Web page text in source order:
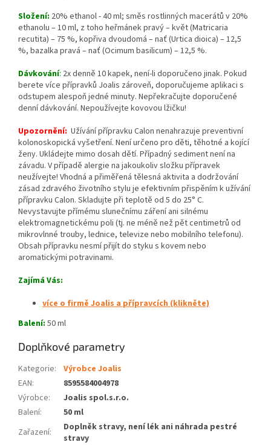
Složení: 20% ethanol - 40 ml; směs rostlinných macerátů v 20%
ethanolu – 10 ml, z toho heřmánek pravý – květ (Matricaria
recutita) – 75 %, kopřiva dvoudomá – nať (Urtica dioica) – 12,5
%, bazalka pravá – nať (Ocimum basilicum) – 12,5 %.
Dávkování: 2x denně 10 kapek, není-li doporučeno jinak. Pokud
berete více přípravků Joalis zároveň, doporučujeme aplikaci s
odstupem alespoň jedné minuty. Nepřekračujte doporučené
denní dávkování. Nepoužívejte kovovou lžičku!
Upozornění: Užívání přípravku Calon nenahrazuje preventivní
kolonoskopická vyšetření. Není určeno pro děti, těhotné a kojící
ženy. Ukládejte mimo dosah dětí. Případný sediment není na
závadu. V případě alergie na jakoukoliv složku přípravek
neužívejte! Vhodná a přiměřená tělesná aktivita a dodržování
zásad zdravého životního stylu je efektivním přispěním k užívání
přípravku Calon. Skladujte při teplotě od 5 do 25° C.
Nevystavujte přímému slunečnímu záření ani silnému
elektromagnetickému poli (tj. ne méně než pět centimetrů od
mikrovlnné trouby, lednice, televize nebo mobilního telefonu).
Obsah přípravku nesmí přijít do styku s kovem nebo
aromatickými potravinami.
Zajímá Vás:
více o firmě Joalis a přípravcích (klikněte)
Balení: 50 ml
Doplňkové parametry
Kategorie:
Výrobce Joalis
EAN:
8595584004978
Výrobce:
Joalis spol.s.r.o.
Balení:
50 ml
Zařazení:
Doplněk stravy, není lék ani náhrada pestré
stravy